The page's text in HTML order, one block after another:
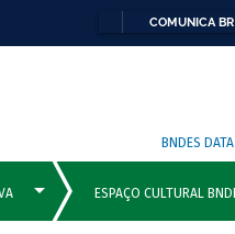
COMUNICA BR
BNDES DATA